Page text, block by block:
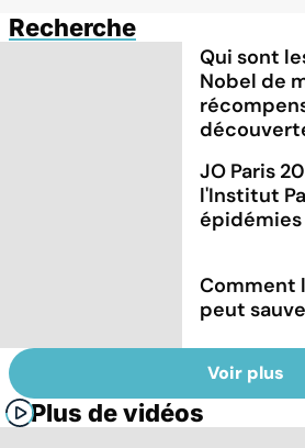
Recherche
Qui sont
Nobel de
JO Paris
l'Institut
épidémies
Comment
peut
Voir plus
Plus de vidéos